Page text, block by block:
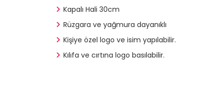
Kapalı Hali 30cm
Rüzgara ve yağmura dayanıklı
Kişiye özel logo ve isim yapılabilir.
Kılıfa ve cırtına logo basılabilir.